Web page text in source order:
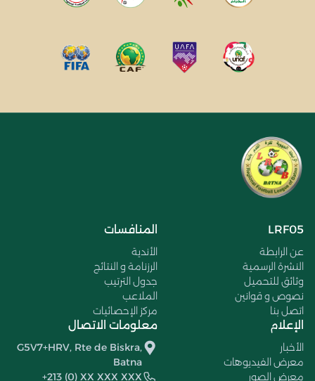
LRF05
عن الرابطة
النشرة الرسمية
وثائق للتحميل
نصوص و قوانين
اتصل بنا
المنافسات
الأندية
الرزنامة و النتائج
جدول الترتيب
الملاعب
مركز الإحصائيات
الإعلام
الأخبار
معرض الفيديوهات
معرض الصور
معلومات الاتصال
G5V7+HRV, Rte de Biskra,
Batna
+213 (0) XX XXX XXX